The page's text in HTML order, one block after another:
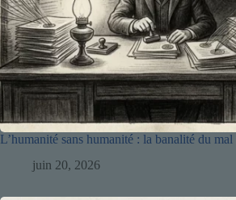
L’humanité sans humanité : la banalité du
juin 20, 2026